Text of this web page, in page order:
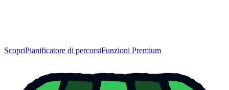
ScopriPianificatore di percorsiFunzioni Premium